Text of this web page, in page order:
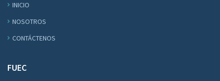
INICIO
NOSOTROS
CONTÁCTENOS
FUEC